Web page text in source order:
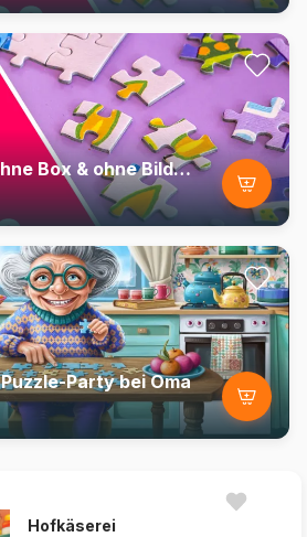
Mystery Puzzle ohne Box & ohne Bild - Beutel mit 500 Teilen
Puzzle-Party bei Oma
Hofkäserei